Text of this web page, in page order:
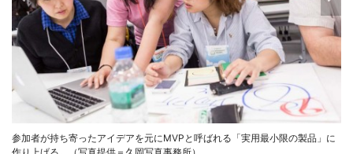
参加者が持ち寄ったアイデアを元にMVPと呼ばれる「実用最小限の製品」に
作り上げる。（写真提供＝久岡写真事務所）